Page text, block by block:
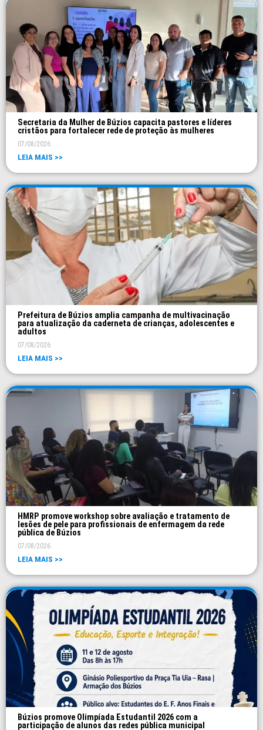
Secretaria da Mulher de Búzios capacita pastores e líderes
cristãos para fortalecer rede de proteção às mulheres
07/08/2026
LEIA MAIS >>
Prefeitura de Búzios amplia campanha de multivacinação
para atualização da caderneta de crianças, adolescentes e
adultos
07/08/2026
LEIA MAIS >>
HMRP promove workshop sobre avaliação e tratamento de
lesões de pele para profissionais de enfermagem da rede
pública de Búzios
07/08/2026
LEIA MAIS >>
Búzios promove Olimpíada Estudantil 2026 com a
participação de alunos das redes pública municipal